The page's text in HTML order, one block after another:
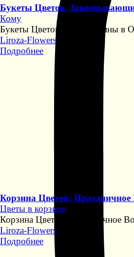
Букеты Цветов,
Кому
Букеты Цветов для Мужчины в
Liroza-Flowers
Подробнее
Корзина Цветов:
Цветы в корзине
Корзина Цветов: Праздничное
Liroza-Flowers
Подробнее